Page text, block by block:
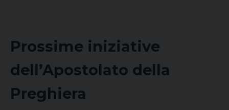
Prossime iniziative
dell’Apostolato della
Preghiera